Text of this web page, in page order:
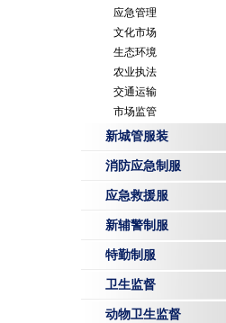
应急管理
文化市场
生态环境
农业执法
交通运输
市场监管
新城管服装
消防应急制服
应急救援服
新辅警制服
特勤制服
卫生监督
动物卫生监督